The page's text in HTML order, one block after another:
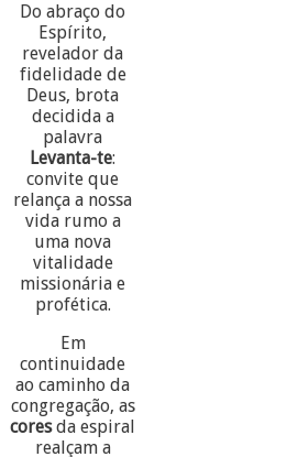
Do abraço do
Espírito,
revelador da
fidelidade de
Deus, brota
decidida a
palavra
Levanta-te:
convite que
relança a nossa
vida rumo a
uma nova
vitalidade
missionária e
profética.
Em
continuidade
ao caminho da
congregação, as
coresda espiral
realçam a